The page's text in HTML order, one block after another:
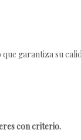
que garantiza su
con criterio.